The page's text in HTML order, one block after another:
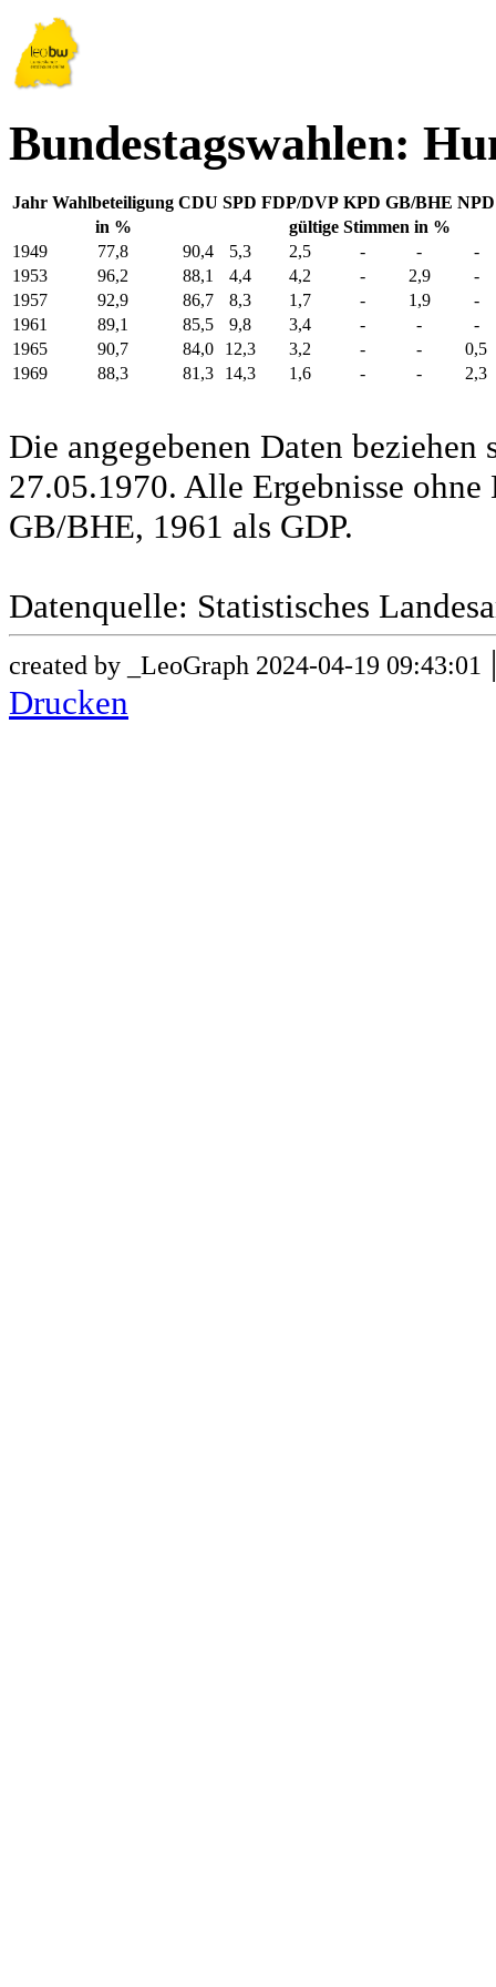
Bundestagswahlen:
Jahr Wahlbeteiligung CDU SPD FDP/DVP KPD GB/BHE NPD
in %
gültige Stimmen in %
1949
77,8 90,4 5,3 2,5 - -
-
1953
96,2 88,1 4,4 4,2 - 2,9
-
1957
92,9 86,7 8,3 1,7 - 1,9
-
1961
89,1 85,5 9,8 3,4 - -
-
1965
90,7 84,0 12,3 3,2 - -
0,5
1969
88,3 81,3 14,3 1,6 - - 2,3
Die angegebenen Daten
27.05.1970. Alle Ergebnisse
GB/BHE, 1961 als GDP.
Datenquelle: Statistisches
created by _LeoGraph 2024-04-19 09:43:01
Drucken